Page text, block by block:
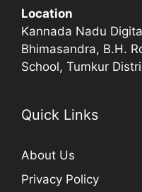
Location
Kannada Nadu
Bhimasandra, B.H.
School, Tumkur
Quick Links
About Us
Privacy Policy